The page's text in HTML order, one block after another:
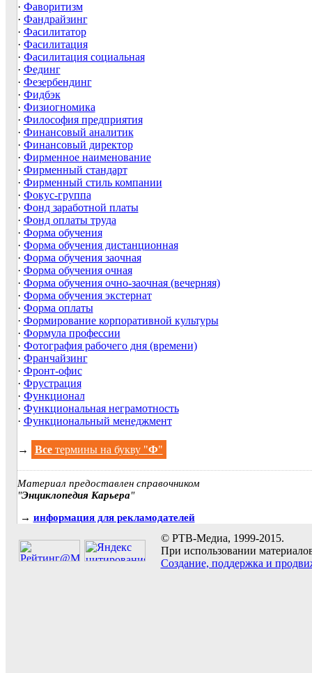
· Фаворитизм
· Фандрайзинг
· Фасилитатор
· Фасилитация
· Фасилитация социальная
· Фединг
· Фезербендинг
· Фидбэк
· Физиогномика
· Философия предприятия
· Финансовый аналитик
· Финансовый директор
· Фирменное наименование
· Фирменный стандарт
· Фирменный стиль компании
· Фокус-группа
· Фонд заработной платы
· Фонд оплаты труда
· Форма обучения
· Форма обучения дистанционная
· Форма обучения заочная
· Форма обучения очная
· Форма обучения очно-заочная (вечерняя)
· Форма обучения экстернат
· Форма оплаты
· Формирование корпоративной культуры
· Формула профессии
· Фотография рабочего дня (времени)
· Франчайзинг
· Фронт-офис
· Фрустрация
· Функционал
· Функциональная неграмотность
· Функциональный менеджмент
→ Всетермины на букву "Ф"
Материал предоставлен справочником
"Энциклопедия Карьера"
→ информация для рекламодателей
© РТВ-Медиа, 1999-2015.
При использовании
Создание, поддержка и